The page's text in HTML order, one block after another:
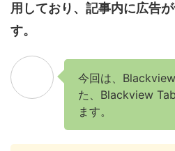
用しており、記事内に広告
す。
今回は、
た、Blackview
ます。